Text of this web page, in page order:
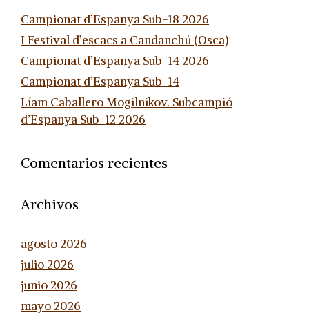
Campionat d’Espanya Sub-18 2026
I Festival d’escacs a Candanchú (Osca)
Campionat d’Espanya Sub-14 2026
Campionat d’Espanya Sub-14
Líam Caballero Mogilnikov. Subcampió
d’Espanya Sub-12 2026
Comentarios recientes
Archivos
agosto 2026
julio 2026
junio 2026
mayo 2026